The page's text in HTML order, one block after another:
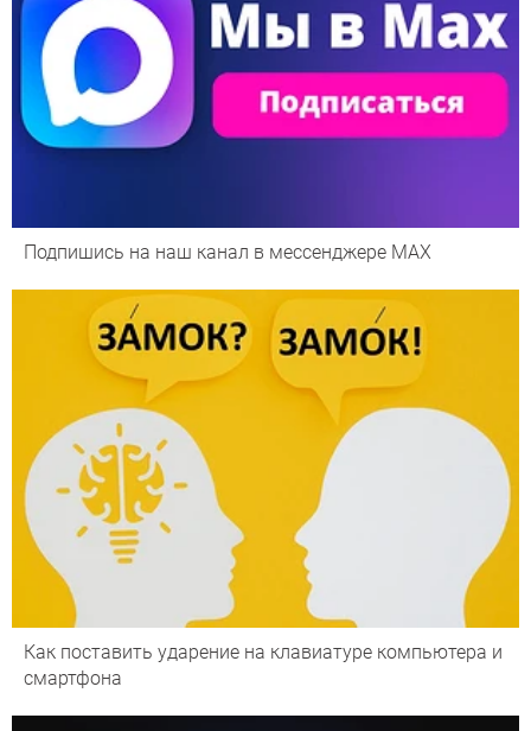
Подпишись на наш канал в мессенджере МАХ
Как поставить ударение на клавиатуре компьютера и
смартфона